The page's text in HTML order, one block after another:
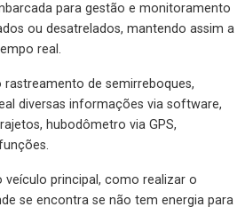
para gestão e monitoramento
ou desatrelados, mantendo assim a
real.
de semirreboques,
diversas informações via software,
hubodômetro via GPS,
veículo principal, como realizar o
se encontra se não tem energia para